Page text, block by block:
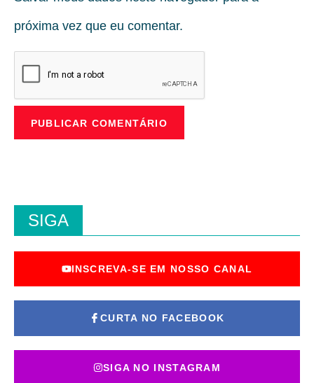
próxima vez que eu comentar.
SIGA
INSCREVA-SE EM NOSSO CANAL
CURTA NO FACEBOOK
SIGA NO INSTAGRAM